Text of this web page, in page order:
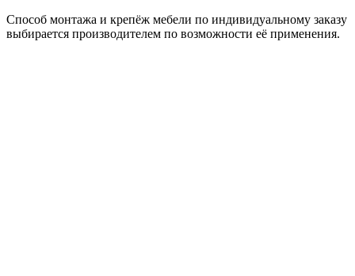
Способ монтажа и крепёж мебели по индивидуальному заказу
выбирается производителем по возможности её применения.